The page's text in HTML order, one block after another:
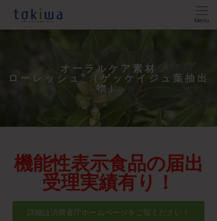
Menu
オーラルケア素材
ローレッシュ ®
（ゲッケイジュ葉抽出
物）
機能性表示食品の届出
受理実績有り！
詳細は消費者庁ホームページをご覧ください！